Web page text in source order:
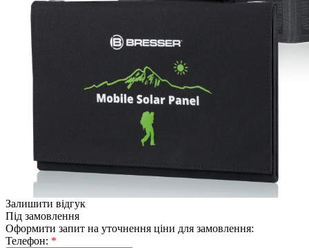
Залишити відгук
Під замовлення
Оформити запит на уточнення ціни для замовлення:
Телефон: *